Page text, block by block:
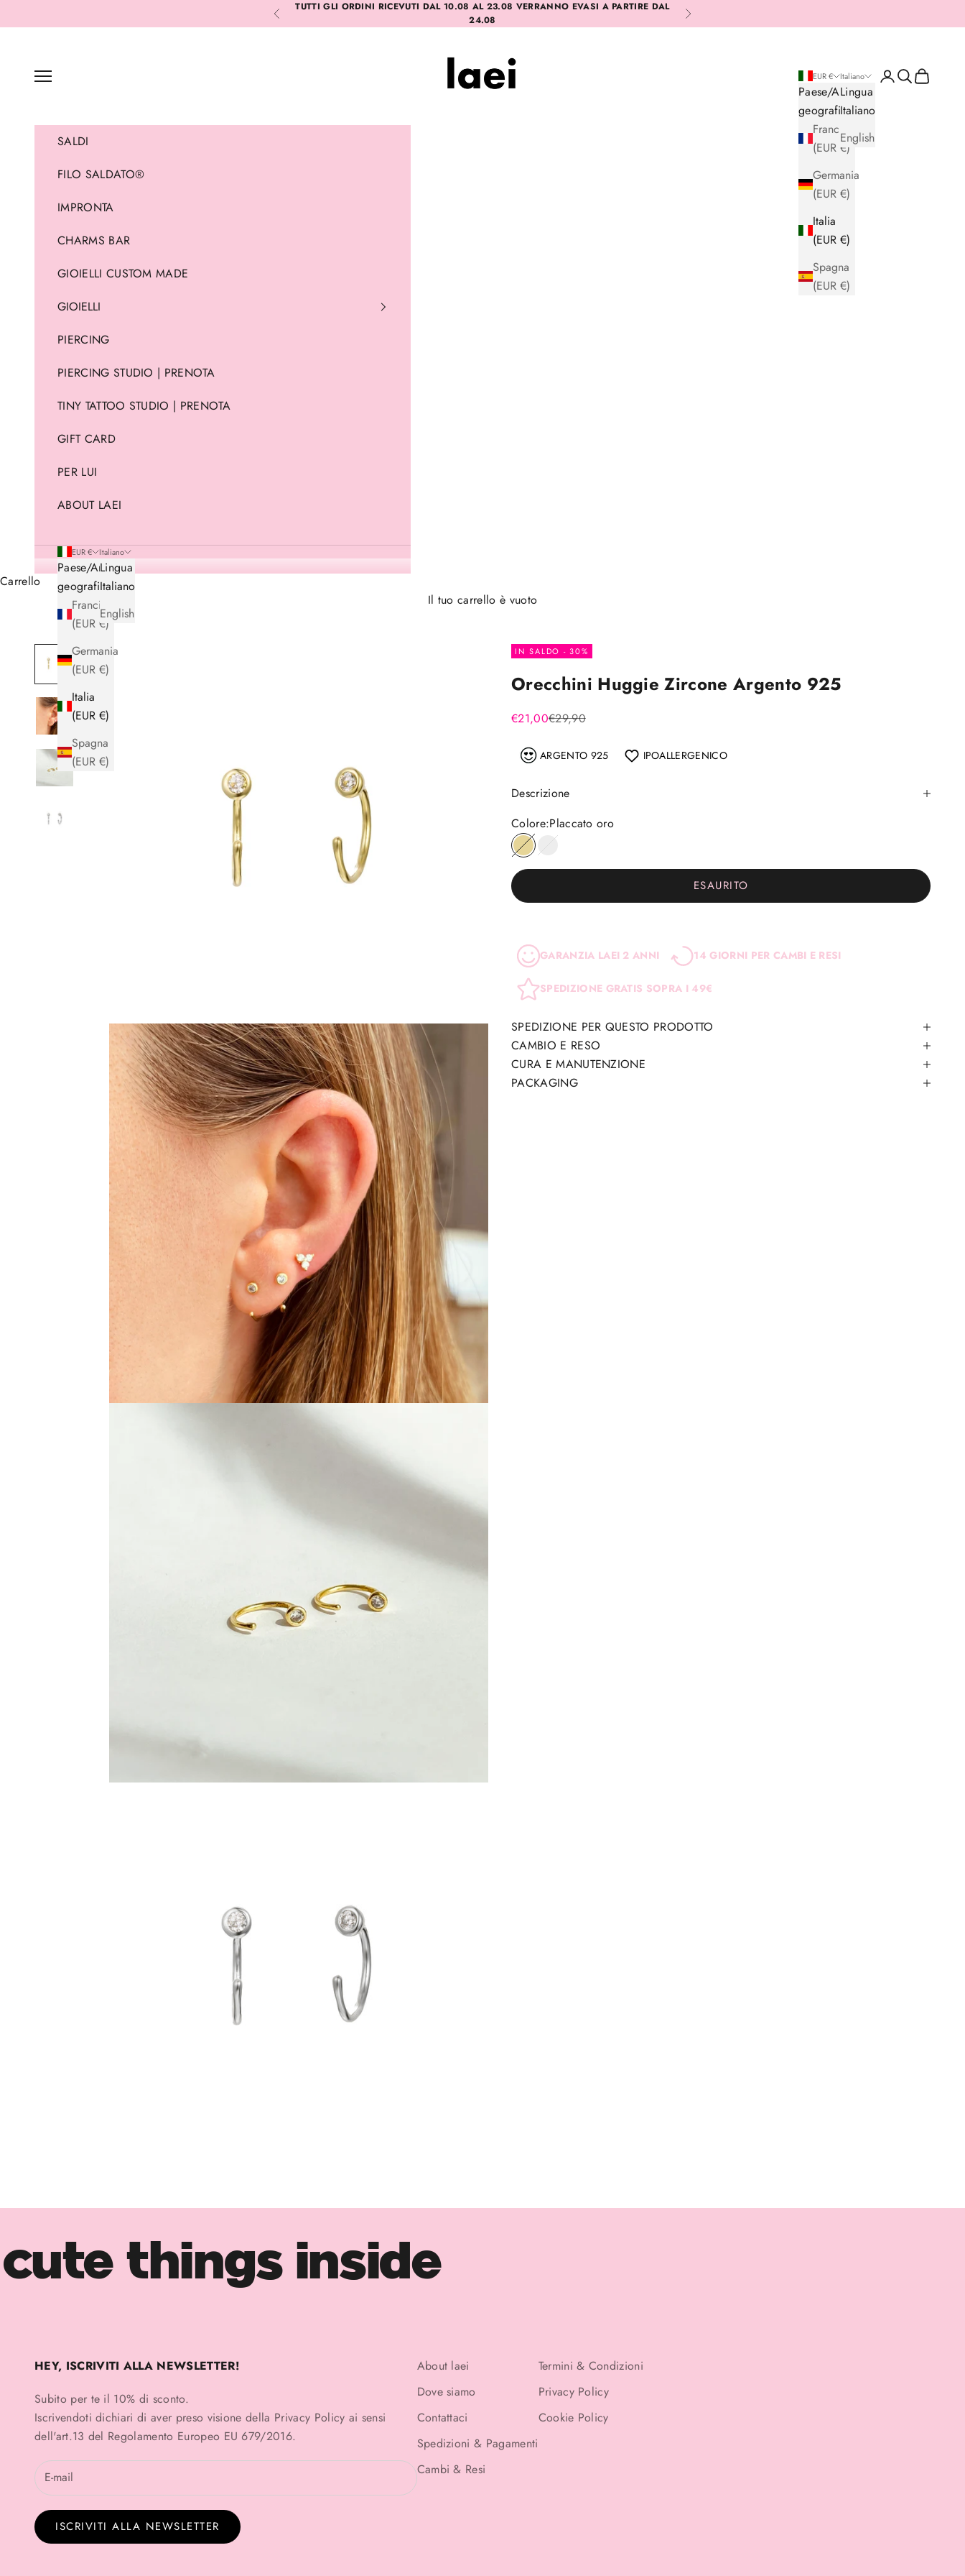
Precedente
TUTTI GLI ORDINI RICEVUTI DAL 10.08 AL 23.08 VERRANNO EVASI A PARTIRE DAL
24.08
Successivo
Menù
EUR €
Paese/Area
geografica
Francia
(EUR €)
Germania
(EUR €)
Italia
(EUR €)
Spagna
(EUR €)
Italiano
Lingua
Italiano
English
LoginCercaCarrello
SALDI
FILO SALDATO®
IMPRONTA
CHARMS BAR
GIOIELLI CUSTOM MADE
GIOIELLI
PIERCING
PIERCING STUDIO | PRENOTA
TINY TATTOO STUDIO | PRENOTA
GIFT CARD
PER LUI
ABOUT LAEI
EUR €
Paese/Area
geografica
Francia
(EUR €)
Germania
(EUR €)
Italia
(EUR €)
Spagna
(EUR €)
Italiano
Lingua
Italiano
English
Carrello
Il tuo carrello è vuoto
IN SALDO - 30%
Orecchini Huggie Zircone Argento 925
Prezzo scontato
€21,00Prezzo
€29,90
ARGENTO 925 IPOALLERGENICO
Descrizione
Colore:Placcato oro
Placcato oro
ESAURITO
GARANZIA LAEI 2 ANNI 14 GIORNI PER CAMBI E RESI
SPEDIZIONE GRATIS SOPRA I 49€
SPEDIZIONE PER QUESTO PRODOTTO
CAMBIO E RESO
CURA E MANUTENZIONE
PACKAGING
cute things inside
HEY, ISCRIVITI ALLA NEWSLETTER!
Subito per te il 10% di sconto.
Iscrivendoti dichiari di aver preso visione della Privacy Policy ai sensi
dell'art.13 del Regolamento Europeo EU 679/2016.
ISCRIVITI ALLA NEWSLETTER
About laei
Dove siamo
Contattaci
Spedizioni & Pagamenti
Cambi & Resi
Termini & Condizioni
Privacy Policy
Cookie Policy